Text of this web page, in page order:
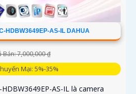
HDBW3649EP-AS-IL DAHUA
Bán: 7,000,000 ₫
Mại: 5%-35%
AS-IL là camera